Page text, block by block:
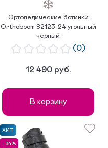
Ортопедические ботинки
Orthoboom 82123-24 угольный
черный
(0)
12 490 руб.
В корзину
ХИТ
- 34%